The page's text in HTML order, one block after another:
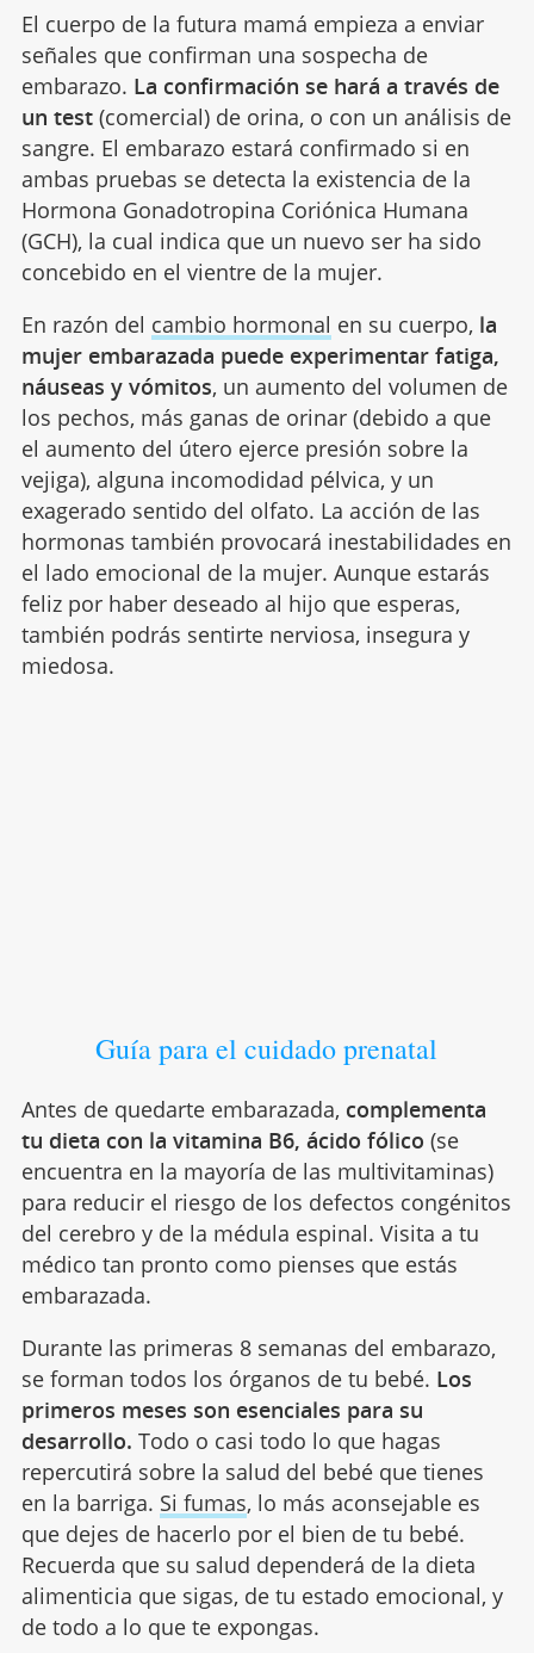
El cuerpo de la futura mamá empieza a enviar
señales que confirman una sospecha de
embarazo. La confirmación se hará a través de
un test(comercial) de orina, o con un análisis de
sangre. El embarazo estará confirmado si en
ambas pruebas se detecta la existencia de la
Hormona Gonadotropina Coriónica Humana
(GCH), la cual indica que un nuevo ser ha sido
concebido en el vientre de la mujer.
En razón del cambio hormonal en su cuerpo, la
mujer embarazada puede experimentar fatiga,
náuseas y vómitos, un aumento del volumen de
los pechos, más ganas de orinar (debido a que
el aumento del útero ejerce presión sobre la
vejiga), alguna incomodidad pélvica, y un
exagerado sentido del olfato. La acción de las
hormonas también provocará inestabilidades en
el lado emocional de la mujer. Aunque estarás
feliz por haber deseado al hijo que esperas,
también podrás sentirte nerviosa, insegura y
miedosa.
Guía para el cuidado prenatal
Antes de quedarte embarazada, complementa
tu dieta con la vitamina B6, ácido fólico (se
encuentra en la mayoría de las multivitaminas)
para reducir el riesgo de los defectos congénitos
del cerebro y de la médula espinal. Visita a tu
médico tan pronto como pienses que estás
embarazada.
Durante las primeras 8 semanas del embarazo,
se forman todos los órganos de tu bebé. Los
primeros meses son esenciales para su
desarrollo. Todo o casi todo lo que hagas
repercutirá sobre la salud del bebé que tienes
en la barriga. Si fumas, lo más aconsejable es
que dejes de hacerlo por el bien de tu bebé.
Recuerda que su salud dependerá de la dieta
alimenticia que sigas, de tu estado emocional, y
de todo a lo que te expongas.